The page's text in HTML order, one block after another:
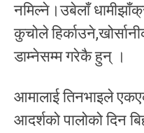
नमिल्ने।उबेलाँ
कुचोले
डाम्नेसम्म गरेकै हुन् ।
आमालाई तिनभाइले
आदर्शको पालोको दिन